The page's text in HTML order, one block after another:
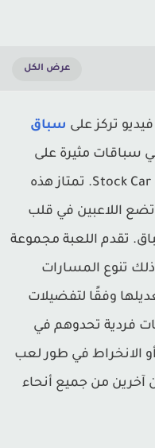
تركز علىسباق
مثيرة على
مسارات متنوعة باستخدام سيارات Stock Car. تمتاز هذه
اللاعبين في قلب
تقدم اللعبة مجموعة
تنوع المسارات
وفقًا لتفضيلات
فردية تحدوهم في
الانخراط في طور لعب
من جميع أنحاء